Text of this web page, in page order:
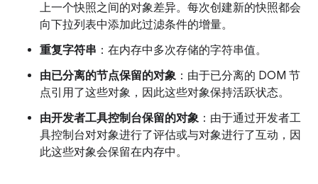
上一个快照之间的对象差异。每次创建新的快照都会
向下拉列表中添加此过滤条件的增量。
重复字符串 ：在内存中多次存储的字符串值。
由已分离的节点保留的对象 ：由于已分离的 DOM 节
点引用了这些对象，因此这些对象保持活跃状态。
由开发者工具控制台保留的对象 ：由于通过开发者工
具控制台对对象进行了评估或与对象进行了互动，因
此这些对象会保留在内存中。